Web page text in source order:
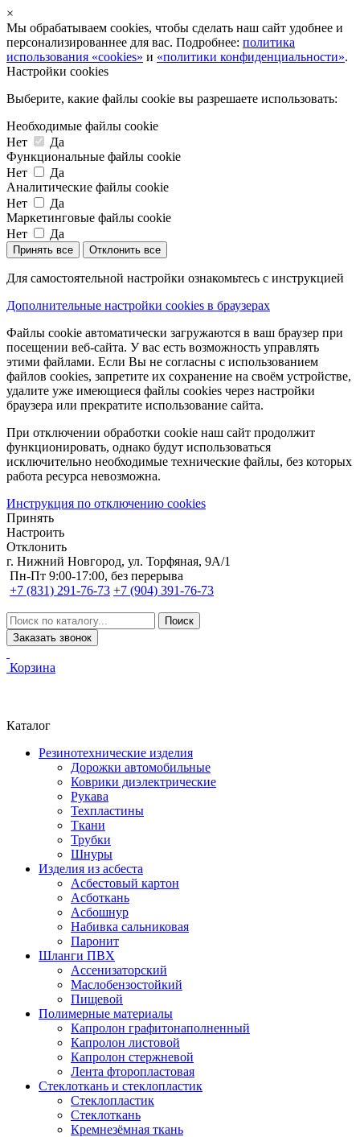
×
Мы обрабатываем cookies, чтобы сделать наш сайт удобнее и
персонализированнее для вас. Подробнее: политика
использования «cookies» и «политики конфиденциальности».
Настройки cookies
Выберите, какие файлы cookie вы разрешаете использовать:
Необходимые файлы cookie
Нет
Да
Функциональные файлы cookie
Нет
Да
Аналитические файлы cookie
Нет
Да
Маркетинговые файлы cookie
Нет
Да
Принять все Отклонить все
Для самостоятельной настройки ознакомьтесь с инструкцией
Дополнительные настройки cookies в браузерах
Файлы cookie автоматически загружаются в ваш браузер при
посещении веб-сайта. У вас есть возможность управлять
этими файлами. Если Вы не согласны с использованием
файлов cookies, запретите их сохранение на своём устройстве,
удалите уже имеющиеся файлы cookies через настройки
браузера или прекратите использование сайта.
При отключении обработки cookie наш сайт продолжит
функционировать, однако будут использоваться
исключительно необходимые технические файлы, без которых
работа ресурса невозможна.
Инструкция по отключению cookies
Принять
Настроить
Отклонить
г. Нижний Новгород, ул. Торфяная, 9А/1
Пн-Пт 9:00-17:00, без перерыва
+7 (831) 291-76-73 +7 (904) 391-76-73
Заказать звонок
Корзина
Каталог
Резинотехнические изделия
Дорожки автомобильные
Коврики диэлектрические
Рукава
Техпластины
Ткани
Трубки
Шнуры
Изделия из асбеста
Асбестовый картон
Асботкань
Асбошнур
Набивка сальниковая
Паронит
Шланги ПВХ
Ассенизаторский
Маслобензостойкий
Пищевой
Полимерные материалы
Капролон графитонаполненный
Капролон листовой
Капролон стержневой
Лента фторопластовая
Стеклоткань и стеклопластик
Стеклопластик
Стеклоткань
Кремнезёмная ткань